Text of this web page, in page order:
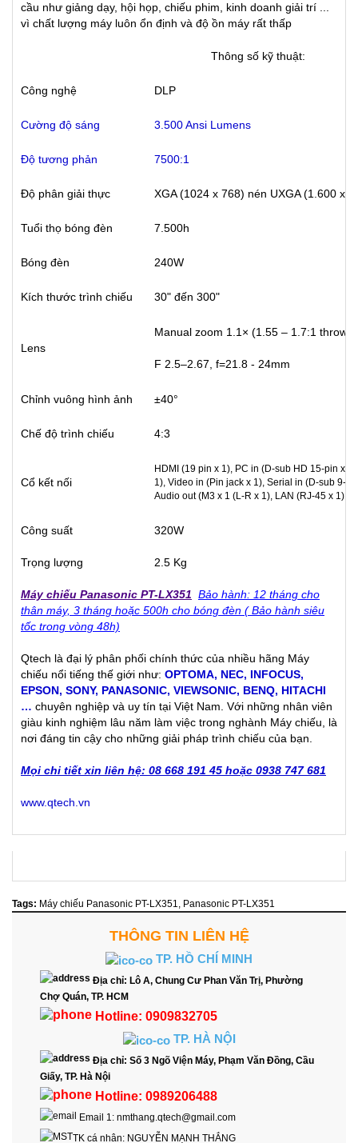
cầu như giảng dạy, hội họp, chiếu phim, kinh doanh giải trí ...
vì chất lượng máy luôn ổn định và độ ồn máy rất thấp
Thông số kỹ thuật:
Công nghệ DLP
Cường độ sáng 3.500 Ansi Lumens
Độ tương phản 7500:1
Độ phân giải thực XGA (1024 x 768) nén UXGA (1.600 x
Tuổi thọ bóng đèn 7.500h
Bóng đèn 240W
Kích thước trình chiếu 30" đến 300"
Lens
Manual zoom 1.1× (1.55 – 1.7:1 throw
F 2.5–2.67, f=21.8 - 24mm
Chỉnh vuông hình ảnh ±40°
Chế độ trình chiếu 4:3
Cổ kết nối
HDMI (19 pin x 1), PC in (D-sub HD 15-pin x
1), Video in (Pin jack x 1), Serial in (D-sub 9-
Audio out (M3 x 1 (L-R x 1), LAN (RJ-45 x 1)
Công suất 320W
Trọng lượng 2.5 Kg
Máy chiếu Panasonic PT-LX351 Bảo hành: 12 tháng cho
thân máy, 3 tháng hoặc 500h cho bóng đèn ( Bảo hành siêu
tốc trong vòng 48h)
Qtech là đại lý phân phối chính thức của nhiều hãng Máy
chiếu nổi tiếng thế giới như: OPTOMA, NEC, INFOCUS,
EPSON, SONY, PANASONIC, VIEWSONIC, BENQ, HITACHI
… chuyên nghiệp và uy tín tại Việt Nam. Với những nhân viên
giàu kinh nghiệm lâu năm làm việc trong nghành Máy chiếu, là
nơi đáng tin cậy cho những giải pháp trình chiếu của bạn.
Mọi chi tiết xin liên hệ: 08 668 191 45 hoặc 0938 747 681
www.qtech.vn
Tags: Máy chiếu Panasonic PT-LX351, Panasonic PT-LX351
THÔNG TIN LIÊN HỆ
TP. HỒ CHÍ MINH
Địa chỉ: Lô A, Chung Cư Phan Văn Trị, Phường
Chợ Quán, TP. HCM
Hotline: 0909832705
TP. HÀ NỘI
Địa chỉ: Số 3 Ngõ Viện Máy, Phạm Văn Đồng, Cầu
Giấy, TP. Hà Nội
Hotline: 0989206488
Email 1: nmthang.qtech@gmail.com
TK cá nhân: NGUYỄN MẠNH THẮNG